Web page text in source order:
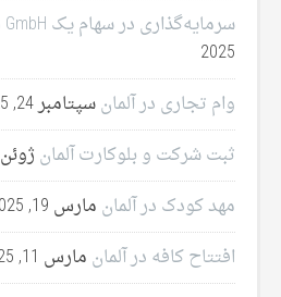
سرمایه‌گذاری در سهام یک GmbH در آلمان
2025
وام تجاری در آلمانسپتامبر 24, 2025
ثبت شرکت و بلوکارت آلمان ژوئن 15, 2025
مهد کودک در آلمان مارس 19, 2025
افتتاح کافه در آلمان مارس 11, 2025